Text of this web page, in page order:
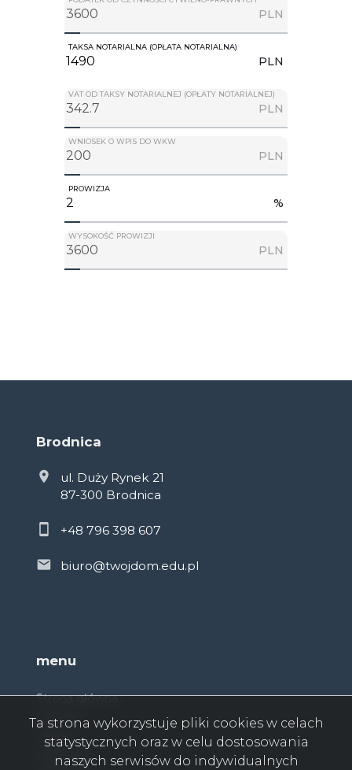
PLN
TAKSA NOTARIALNA (OPŁATA NOTARIALNA)
PLN
VAT OD TAKSY NOTARIALNEJ (OPŁATY NOTARIALNEJ)
PLN
WNIOSEK O WPIS DO WKW
PLN
PROWIZJA
%
WYSOKOŚĆ PROWIZJI
PLN
Brodnica
ul. Duży Rynek 21
87-300 Brodnica
+48 796 398 607
biuro@twojdom.edu.pl
menu
Strona główna
O firmie
Oferty
Zgłoszenia
Ta strona wykorzystuje pliki cookies w celach
statystycznych oraz w celu dostosowania
naszych serwisów do indywidualnych